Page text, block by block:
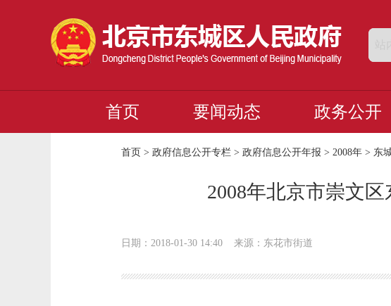
首页 要闻动态 政务公开
首页 > 政府信息公开专栏 > 政府信息公开年报 > 2008年 > 东
2008年北京市崇文
日期：2018-01-30 14:40 来源：东花市街道